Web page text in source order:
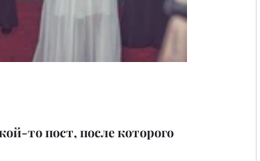
то пост, после которого